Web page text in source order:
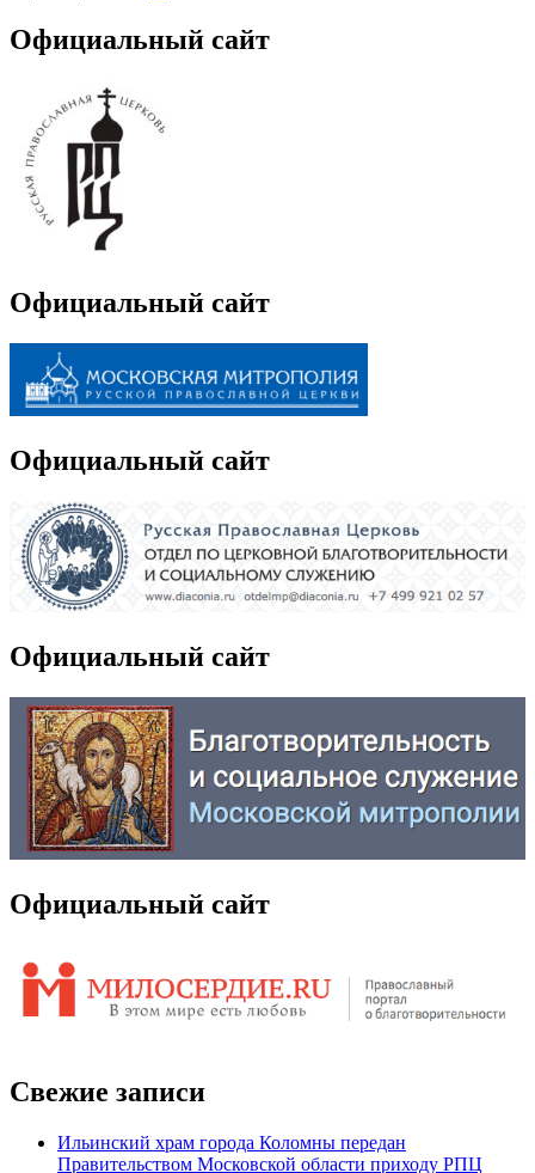
Официальный сайт
Официальный сайт
Официальный сайт
Официальный сайт
Официальный сайт
Свежие записи
Ильинский храм города Коломны передан
Правительством Московской области приходу РПЦ